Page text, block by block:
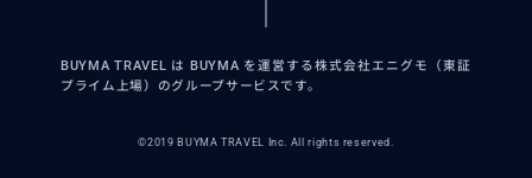
BUYMA TRAVEL は BUYMA を運営する株式会社エニグモ（東証
プライム上場）のグループサービスです。
©2019 BUYMA TRAVEL Inc. All rights reserved.